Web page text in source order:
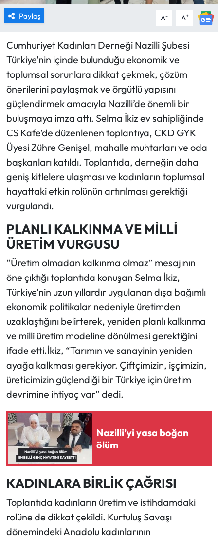
Paylaş A- A+
Cumhuriyet Kadınları Derneği Nazilli Şubesi
Türkiye’nin içinde bulunduğu ekonomik ve
toplumsal sorunlara dikkat çekmek, çözüm
önerilerini paylaşmak ve örgütlü yapısını
güçlendirmek amacıyla Nazilli’de önemli bir
buluşmaya imza attı. Selma İkiz ev sahipliğinde
CS Kafe’de düzenlenen toplantıya, CKD GYK
Üyesi Zühre Genişel, mahalle muhtarları ve oda
başkanları katıldı. Toplantıda, derneğin daha
geniş kitlelere ulaşması ve kadınların toplumsal
hayattaki etkin rolünün artırılması gerektiği
vurgulandı.
PLANLI KALKINMA VE MİLLİ
ÜRETİM VURGUSU
“Üretim olmadan kalkınma olmaz” mesajının
öne çıktığı toplantıda konuşan Selma İkiz,
Türkiye’nin uzun yıllardır uygulanan dışa bağımlı
ekonomik politikalar nedeniyle üretimden
uzaklaştığını belirterek, yeniden planlı kalkınma
ve milli üretim modeline dönülmesi gerektiğini
ifade etti.İkiz, “Tarımın ve sanayinin yeniden
ayağa kalkması gerekiyor. Çiftçimizin, işçimizin,
üreticimizin güçlendiği bir Türkiye için üretim
devrimine ihtiyaç var” dedi.
Nazilli’yi yasa boğan
ölüm
KADINLARA BİRLİK ÇAĞRISI
Toplantıda kadınların üretim ve istihdamdaki
rolüne de dikkat çekildi. Kurtuluş Savaşı
dönemindeki Anadolu kadınlarının
RESMİ İLANLAR
HABER İLAN